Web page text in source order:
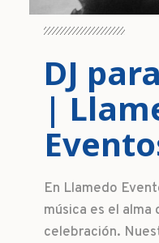
DJ
|
En Llamedo
música es el alma
celebración.